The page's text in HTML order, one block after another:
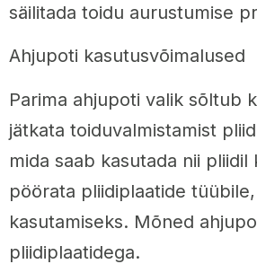
säilitada toidu aurustumise
Ahjupoti kasutusvõimalused
Parima ahjupoti valik sõltub
jätkata toiduvalmistamist
mida saab kasutada nii
pöörata pliidiplaatide
kasutamiseks. Mõned
pliidiplaatidega.